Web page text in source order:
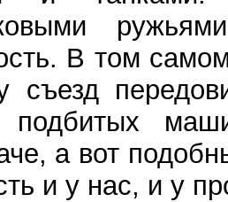
В том
съезд
подбитых
а вот
и у нас, и у